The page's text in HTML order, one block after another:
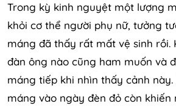
Trong kỳ kinh nguyệt một lượng
khỏi cơ thể người phụ nữ, tưởng
máng đã thấy rất mất vệ sinh rồi.
đàn ông nào cũng ham muốn và
máng tiếp khi nhìn thấy cảnh này.
máng vào ngày đèn đỏ còn khiến